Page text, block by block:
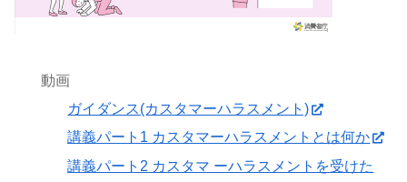
動画
ガイダンス(カスタマーハラスメント)
講義パート1 カスタマーハラスメントとは何か
講義パート2 カスタマ ーハラスメントを受けた